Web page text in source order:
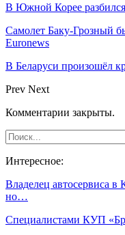
В Южной Корее
Самолет Баку-Грозный
Euronews
В Беларуси произошёл
Prev Next
Комментарии закрыты.
Интересное:
Владелец автосервиса в
но…
Специалистами КУП